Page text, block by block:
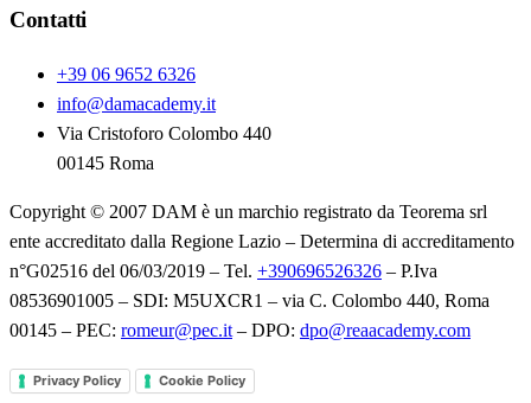
Contatti
+39 06 9652 6326
info@damacademy.it
Via Cristoforo Colombo 440
00145 Roma
Copyright © 2007 DAM è un marchio registrato da Teorema srl
ente accreditato dalla Regione Lazio – Determina di accreditamento
n°G02516 del 06/03/2019 – Tel. +390696526326 – P.Iva
08536901005 – SDI: M5UXCR1 – via C. Colombo 440, Roma
00145 – PEC: romeur@pec.it – DPO: dpo@reaacademy.com
Privacy Policy Cookie Policy